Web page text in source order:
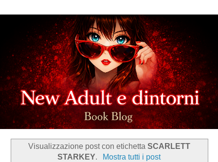
Visualizzazione post con etichetta SCARLETT
STARKEY. Mostra tutti i post